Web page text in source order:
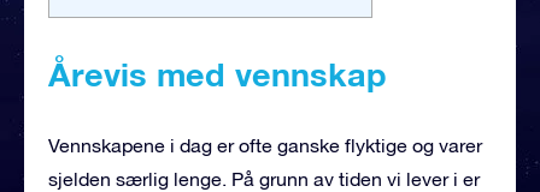
Årevis med vennskap
Vennskapene i dag er ofte ganske flyktige og varer
sjelden særlig lenge. På grunn av tiden vi lever i er